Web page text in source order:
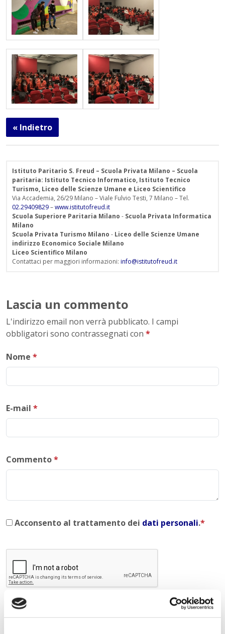
« Indietro
Istituto Paritario S. Freud – Scuola Privata Milano – Scuola
paritaria: Istituto Tecnico Informatico, Istituto Tecnico
Turismo, Liceo delle Scienze Umane e Liceo Scientifico
Via Accademia, 26/29 Milano – Viale Fulvio Testi, 7 Milano – Tel.
02.29409829–www.istitutofreud.it
Scuola Superiore Paritaria Milano - Scuola Privata Informatica
Milano
Scuola Privata Turismo Milano - Liceo delle Scienze Umane
indirizzo Economico Sociale Milano
Liceo Scientifico Milano
Contattaci per maggiori informazioni: info@istitutofreud.it
Lascia un commento
L'indirizzo email non verrà pubblicato. I campi
obbligatori sono contrassegnati con *
Nome *
E-mail *
Commento*
Acconsento al trattamento dei dati personali.*
INVIA COMMENTO